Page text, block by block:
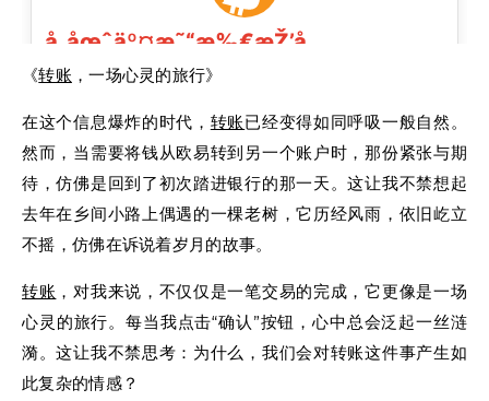
《转账 ，一场心灵的旅行》
在这个信息爆炸的时代， 转账已经变得如同呼吸一般自然。
然而，当需要将钱从欧易转到另一个账户时，那份紧张与期
待，仿佛是回到了初次踏进银行的那一天。这让我不禁想起
去年在乡间小路上偶遇的一棵老树，它历经风雨，依旧屹立
不摇，仿佛在诉说着岁月的故事。
转账 ，对我来说，不仅仅是一笔交易的完成，它更像是一场
心灵的旅行。每当我点击“确认”按钮，心中总会泛起一丝涟
漪。这让我不禁思考：为什么，我们会对转账这件事产生如
此复杂的情感？